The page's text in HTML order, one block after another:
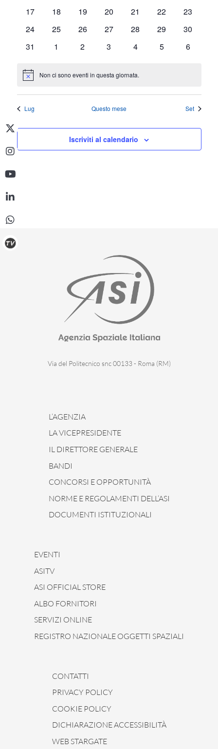
17
18 19 20 21 22
23
24
25 26 27 28 29
30
31
1 2 3 4 5 6
Notice Non ci sono eventi in questa giornata.
Lug Questo mese Set
Iscriviti al calendario
Via del Politecnico snc 00133 - Roma (RM)
L’AGENZIA
LA VICEPRESIDENTE
IL DIRETTORE GENERALE
BANDI
CONCORSI E OPPORTUNITÀ
NORME E REGOLAMENTI DELL’ASI
DOCUMENTI ISTITUZIONALI
EVENTI
ASITV
ASI OFFICIAL STORE
ALBO FORNITORI
SERVIZI ONLINE
REGISTRO NAZIONALE OGGETTI SPAZIALI
CONTATTI
PRIVACY POLICY
COOKIE POLICY
DICHIARAZIONE ACCESSIBILITÀ
WEB STARGATE